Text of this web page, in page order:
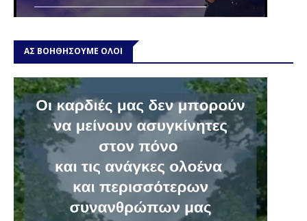
ΑΣ ΒΟΗΘΗΣΟΥΜΕ ΟΛΟΙ